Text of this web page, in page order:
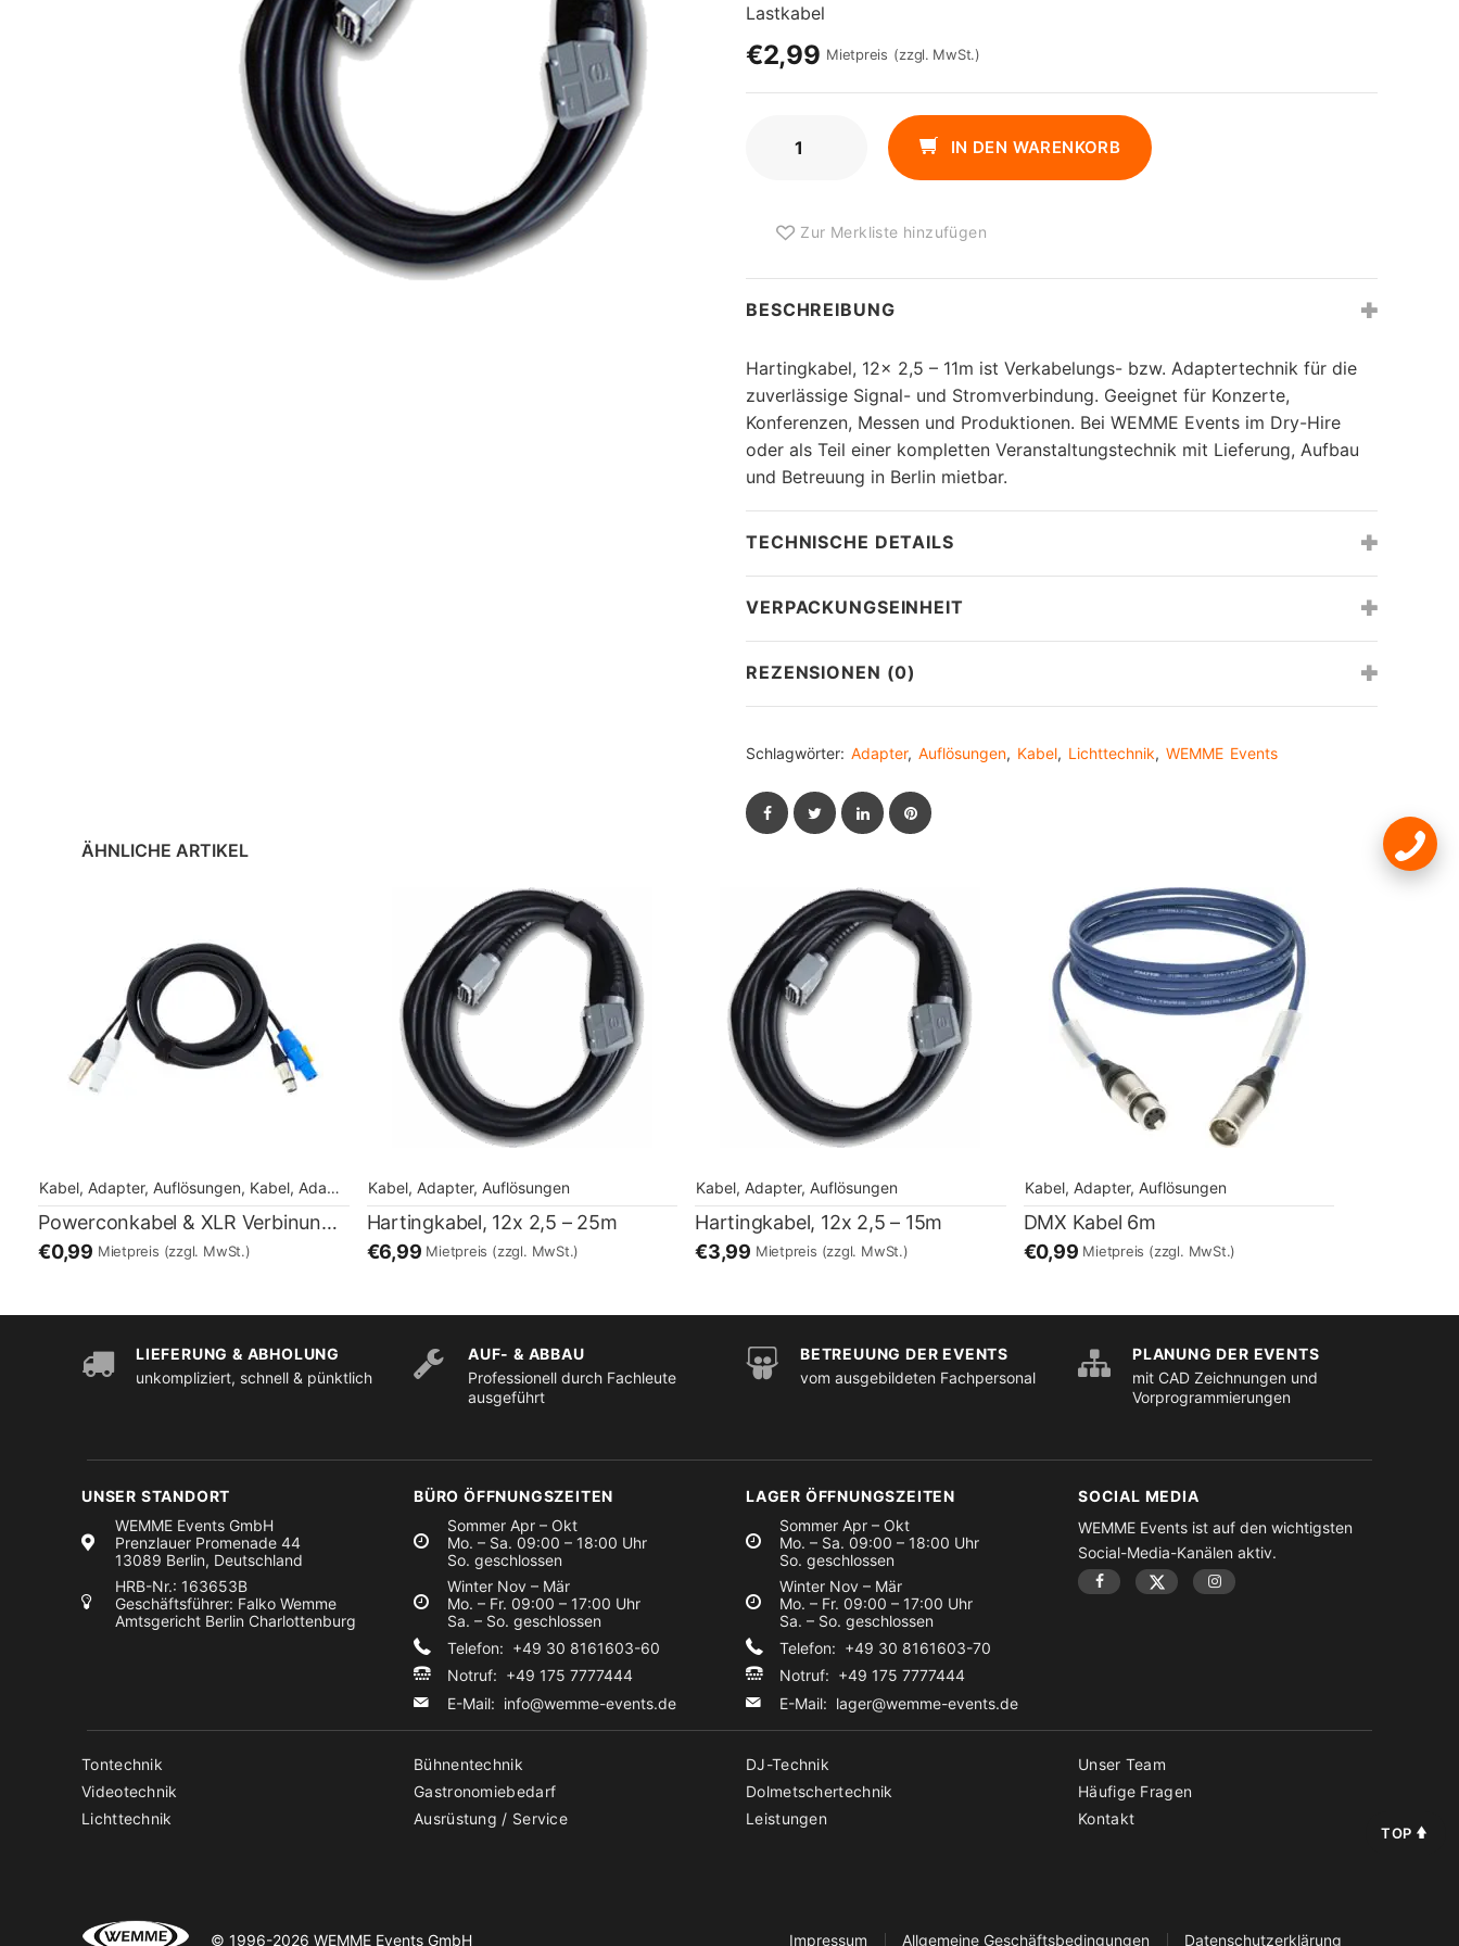
Lastkabel
€2,99 Mietpreis (zzgl. MwSt.)
HARTINGKABEL,
11M
IN DEN WARENKORB
Zur Merkliste hinzufügen
BESCHREIBUNG
Hartingkabel, 12x 2,5 – 11m ist Verkabelungs- bzw. Adaptertechnik für die
zuverlässige Signal- und Stromverbindung. Geeignet für Konzerte,
Konferenzen, Messen und Produktionen. Bei WEMME Events im Dry-Hire
oder als Teil einer kompletten Veranstaltungstechnik mit Lieferung, Aufbau
und Betreuung in Berlin mietbar.
TECHNISCHE DETAILS
VERPACKUNGSEINHEIT
REZENSIONEN (0)
Schlagwörter: Adapter, Auflösungen, Kabel, Lichttechnik, WEMME Events
FacebookTwitterLinkedInPinterest
ÄHNLICHE ARTIKEL
Kabel, Adapter, Auflösungen, Kabel, Adapter, Auflösungen
Powerconkabel & XLR Verbinung Kabel 1,80m
€0,99 Mietpreis (zzgl. MwSt.)
Kabel, Adapter, Auflösungen
Hartingkabel, 12x 2,5 – 25m
€6,99 Mietpreis (zzgl. MwSt.)
Kabel, Adapter, Auflösungen
Hartingkabel, 12x 2,5 – 15m
€3,99 Mietpreis (zzgl. MwSt.)
Kabel, Adapter, Auflösungen
DMX Kabel 6m
€0,99 Mietpreis (zzgl. MwSt.)
LIEFERUNG & ABHOLUNG
unkompliziert, schnell & pünktlich
AUF- & ABBAU
Professionell durch Fachleute
ausgeführt
BETREUUNG DER EVENTS
vom ausgebildeten Fachpersonal
PLANUNG DER EVENTS
mit CAD Zeichnungen und
Vorprogrammierungen
UNSER STANDORT
WEMME Events GmbH
Prenzlauer Promenade 44
13089 Berlin, Deutschland
HRB-Nr.: 163653B
Geschäftsführer: Falko Wemme
Amtsgericht Berlin Charlottenburg
BÜRO ÖFFNUNGSZEITEN
Sommer Apr – Okt
Mo. – Sa. 09:00 – 18:00 Uhr
So. geschlossen
Winter Nov – Mär
Mo. – Fr. 09:00 – 17:00 Uhr
Sa. – So. geschlossen
Telefon: +49 30 8161603-60
Notruf: +49 175 7777444
E-Mail: info@wemme-events.de
LAGER ÖFFNUNGSZEITEN
Sommer Apr – Okt
Mo. – Sa. 09:00 – 18:00 Uhr
So. geschlossen
Winter Nov – Mär
Mo. – Fr. 09:00 – 17:00 Uhr
Sa. – So. geschlossen
Telefon: +49 30 8161603-70
Notruf: +49 175 7777444
E-Mail: lager@wemme-events.de
SOCIAL MEDIA
WEMME Events ist auf den wichtigsten
Social-Media-Kanälen aktiv.
Tontechnik
Videotechnik
Lichttechnik
Bühnentechnik
Gastronomiebedarf
Ausrüstung / Service
DJ-Technik
Dolmetschertechnik
Leistungen
Unser Team
Häufige Fragen
Kontakt
© 1996-2026 WEMME Events GmbH Impressum Allgemeine Geschäftsbedingungen Datenschutzerklärung
TOP